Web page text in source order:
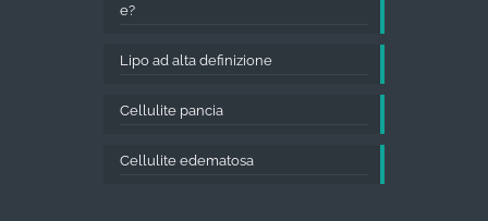
e?
Lipo ad alta definizione
Cellulite pancia
Cellulite edematosa